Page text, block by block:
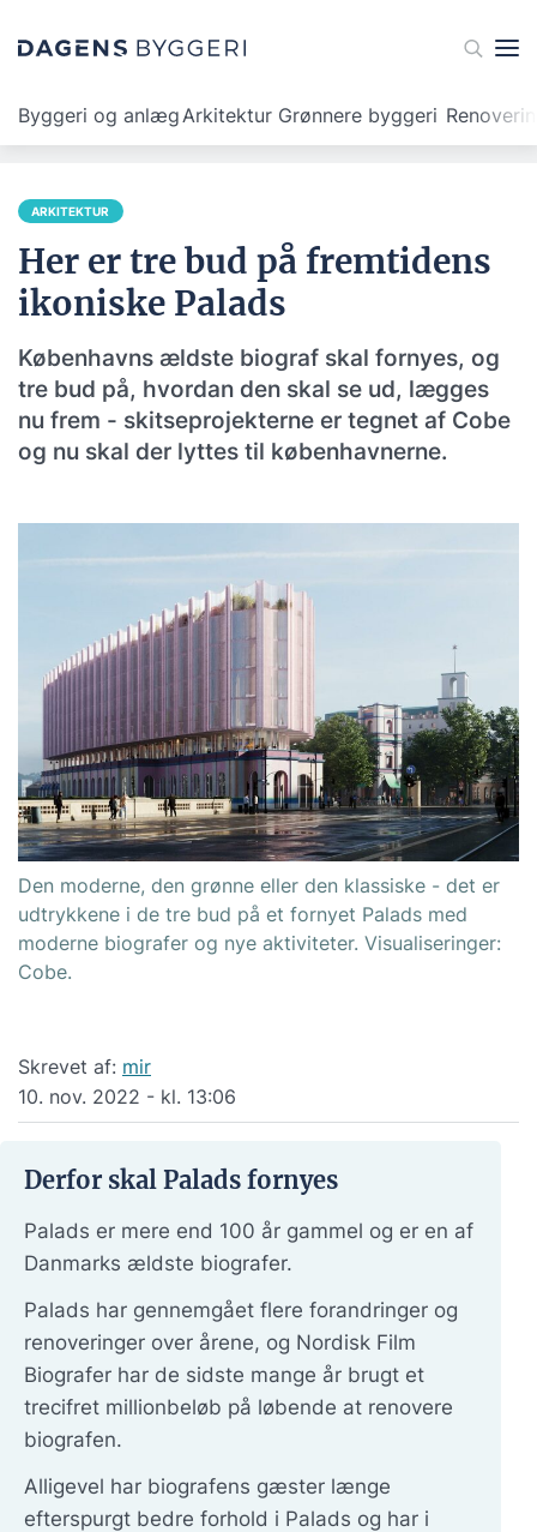
Byggeri og anlægArkitektur Grønnere byggeri
ARKITEKTUR
Her er tre bud på fremtidens
ikoniske Palads
Københavns ældste biograf skal fornyes, og
tre bud på, hvordan den skal se ud, lægges
nu frem - skitseprojekterne er tegnet af Cobe
og nu skal der lyttes til københavnerne.
Den moderne, den grønne eller den klassiske - det er
udtrykkene i de tre bud på et fornyet Palads med
moderne biografer og nye aktiviteter. Visualiseringer:
Cobe.
Skrevet af: mir
10. nov. 2022 - kl. 13:06
Derfor skal Palads fornyes
Palads er mere end 100 år gammel og er en af
Danmarks ældste biografer.
Palads har gennemgået flere forandringer og
renoveringer over årene, og Nordisk Film
Biografer har de sidste mange år brugt et
trecifret millionbeløb på løbende at renovere
biografen.
Alligevel har biografens gæster længe
efterspurgt bedre forhold i Palads og har i